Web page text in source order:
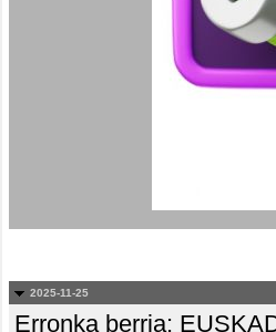
2025-11-25
Erronka berria: